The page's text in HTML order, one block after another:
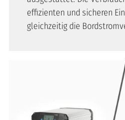
effizienten und sicheren
gleichzeitig die